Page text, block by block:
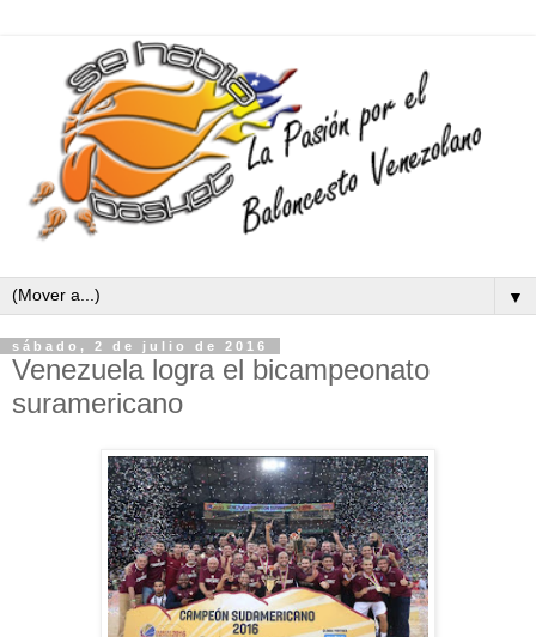
▼
sábado, 2 de julio de 2016
Venezuela logra el bicampeonato
suramericano